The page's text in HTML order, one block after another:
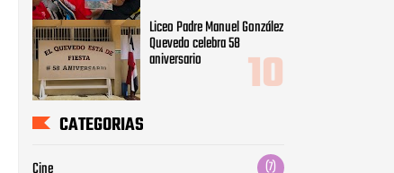
Liceo Padre Manuel González
Quevedo celebra 58
aniversario
CATEGORIAS
(7)